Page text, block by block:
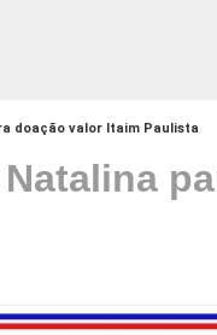
doação valor Itaim Paulista